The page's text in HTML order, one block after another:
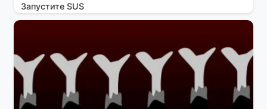
Запустите SUS